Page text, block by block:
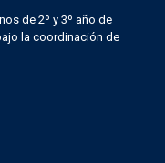
de 2º y 3º año de
la coordinación de